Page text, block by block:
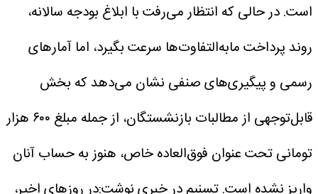
است. در حالی که انتظار می‌رفت با ابلاغ بودجه سالانه،
روند پرداخت مابه‌التفاوت‌ها سرعت بگیرد، اما آمارهای
رسمی و پیگیری‌های صنفی نشان می‌دهد که بخش
قابل‌توجهی از مطالبات بازنشستگان، از جمله مبلغ ۶۰۰ هزار
تومانی تحت عنوان فوق‌العاده خاص، هنوز به حساب آنان